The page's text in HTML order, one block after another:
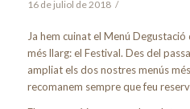
16 de juliol de 2018 /
Ja hem cuinat el Menú
més llarg: el Festival. Des del
ampliat els dos nostres menús
recomanem sempre que feu